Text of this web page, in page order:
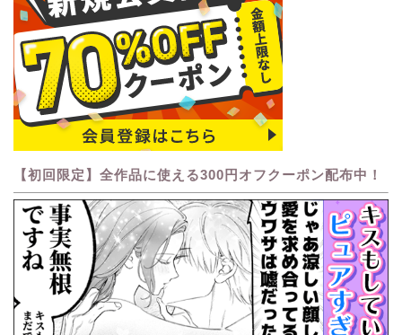
【初回限定】全作品に使える300円オフクーポン配布中！